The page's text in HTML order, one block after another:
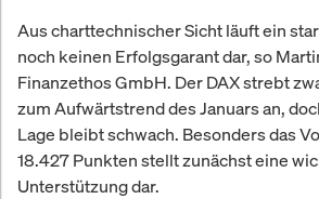
Aus charttechnischer Sicht läuft ein
noch keinen Erfolgsgarant dar, so
Finanzethos GmbH. Der DAX strebt
zum Aufwärtstrend des Januars an,
Lage bleibt schwach. Besonders das
18.427 Punkten stellt zunächst eine
Unterstützung dar.